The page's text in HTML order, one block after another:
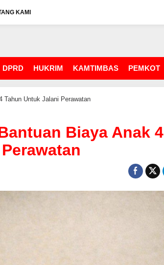
KAMI
DPRD HUKRIM KAMTIMBAS PEMKOT
Tahun Untuk Jalani Perawatan
Biaya Anak 4